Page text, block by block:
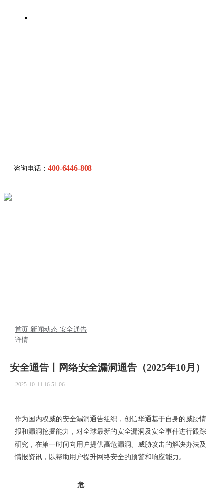
咨询电话： 400-6446-808
首页 新闻动态 安全通告
详情
安全通告丨网络安全漏洞通告（2025年10月）
2025-10-11 16:51:06
作为国内权威的安全漏洞通告组织，创信华通基于自身的威胁情
报和漏洞挖掘能力，对全球最新的安全漏洞及安全事件进行跟踪
研究，在第一时间向用户提供高危漏洞、威胁攻击的解决办法及
情报资讯，以帮助用户提升网络安全的预警和响应能力。
危